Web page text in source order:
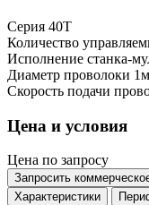
Серия 40T
Количество
Исполнение станка-
Диаметр проволоки
Скорость подачи
Цена и условия
Цена по запросу
Запросить
Характеристики